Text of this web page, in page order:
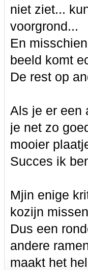
niet ziet...
voorgrond...
En
beeld komt
De rest op
Als je er een
je net zo
mooier
Succes ik
Mjin enige
kozijn
Dus een
andere
maakt het